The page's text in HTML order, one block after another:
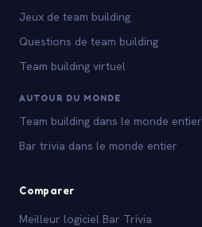
Jeux de team building
Questions de team building
Team building virtuel
AUTOUR DU MONDE
Team building dans le monde entier
Bar trivia dans le monde entier
Comparer
Meilleur logiciel Bar Trivia